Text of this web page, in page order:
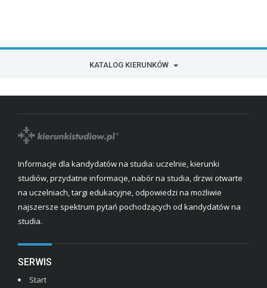
KATALOG KIERUNKÓW
Informacje dla kandydatów na studia: uczelnie, kierunki
studiów, przydatne informacje, nabór na studia, drzwi otwarte
na uczelniach, targi edukacyjne, odpowiedzi na możliwie
najszersze spektrum pytań pochodzących od kandydatów na
studia.
SERWIS
Start